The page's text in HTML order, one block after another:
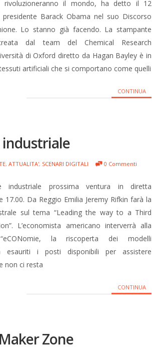
rivoluzioneranno il mondo, ha detto il 12
Barack Obama nel suo Discorso
Lo stanno già facendo. La stampante
dal team del Chemical Research
di Oxford diretto da Hagan Bayley è in
artificiali che si comportano come quelli
CONTINUA
industriale
, ATTUALITA', SCENARI DIGITALI 0 Commenti
industriale prossima ventura in diretta
17.00. Da Reggio Emilia Jeremy Rifkin farà la
sul tema “Leading the way to a Third
L’economista americano interverrà alla
“eCONomie, la riscoperta dei modelli
esauriti i posti disponibili per assistere
non ci resta
CONTINUA
Zone